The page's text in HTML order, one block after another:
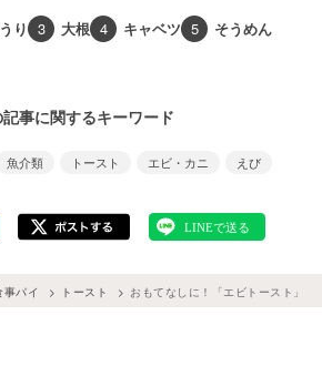
り 3 大根 4 キャベツ 5 そうめん
記事に関するキーワード
魚介類 トースト エビ・カニ えび
パイ トースト おもてなしに！「エビトースト」お